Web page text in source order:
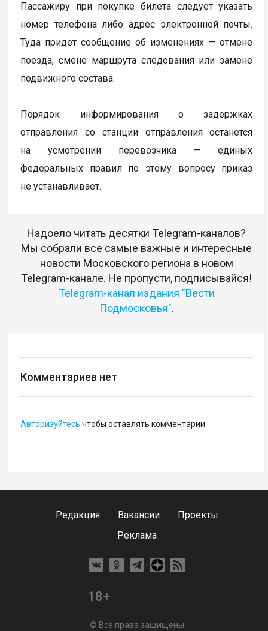
Пассажиру при покупке билета следует указать
номер телефона либо адрес электронной почты.
Туда придет сообщение об изменениях — отмене
поезда, смене маршрута следования или замене
подвижного состава.
Порядок информирования о задержках
отправления со станции отправления останется
на усмотрении перевозчика — единых
федеральных правил по этому вопросу приказ
не устанавливает.
Надоело читать десятки Telegram-каналов?
Мы собрали все самые важные и интересные
новости Московского региона в новом
Telegram-канале. Не пропусти, подписывайся!
Telegram-канал издания "Вести
Подмосковья".
Комментариев нет
Авторизуйтесь чтобы оставлять комментарии
Редакция Вакансии
Проекты
Реклама
18+
© Все права защищены